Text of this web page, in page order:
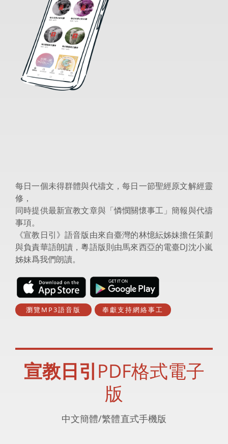
每日一個未得群體與代禱文，每日一節聖經原文解經靈
修，
同時提供最新宣教文章與「憐憫關懷事工」簡報與代禱
事項。
《宣教日引》語音版由來自臺灣的林憶紜姊妹擔任策劃
與負責華語朗讀，粵語版則由馬來西亞的電臺DJ沈小嵐
姊妹爲我們朗讀。
瀏覽MP3語音版 奉獻支持網絡事工
宣教日引PDF格式電子
版
中文簡體/繁體直式手機版